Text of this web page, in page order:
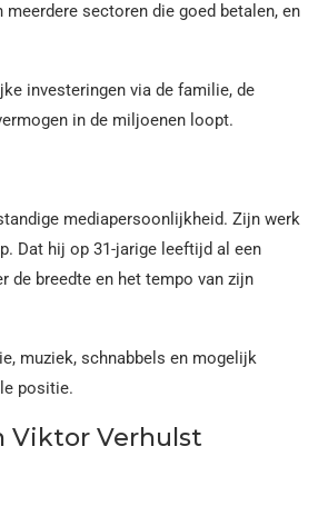
sectoren die goed betalen, en
investeringen via de familie, de
in de miljoenen loopt.
mediapersoonlijkheid. Zijn werk
Dat hij op 31-jarige leeftijd al een
de breedte en het tempo van zijn
muziek, schnabbels en mogelijk
positie.
Viktor Verhulst